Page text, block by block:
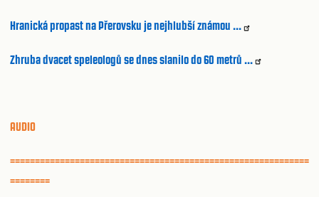
Hranická propast na Přerovsku je nejhlubší známou ...
Zhruba dvacet speleologů se dnes slanilo do 60 metrů ...
AUDIO
============================================================
========